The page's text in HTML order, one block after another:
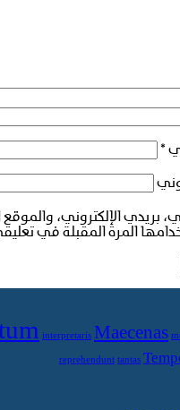
*
بريدي الإلكتروني، والموقع
المرة المقبلة في
interpretaris Maecenas
reprehendunt tantas